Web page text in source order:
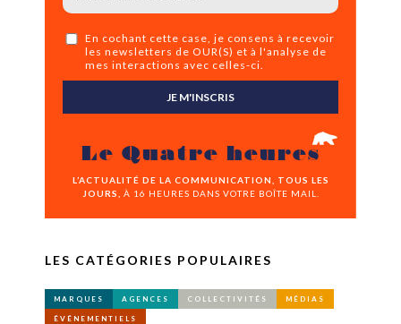
En cochant cette case, je consens à recevoir
les newsletters de OUR(S) et à l'analyse de
mes interactions avec celles-ci.
JE M'INSCRIS
Le Quatre heures
L’ACTUALITÉ DE LA COMMUNICATION, TOUS LES
JOURS,
À 16 HEURES DANS VOTRE BOÎTE MAIL.
LES CATÉGORIES POPULAIRES
MARQUES AGENCES COLLECTIVITÉS MÉDIAS
ÉVÉNEMENTIELS